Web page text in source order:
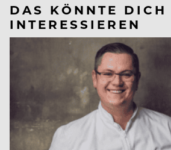
DAS KÖNNTE DICH
INTERESSIEREN